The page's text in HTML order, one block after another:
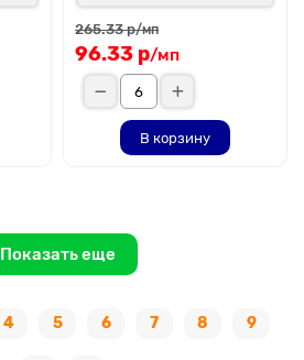
265.33 р/мп
96.33 р/мп
В корзину
Показать еще
4 5 6 7 8 9